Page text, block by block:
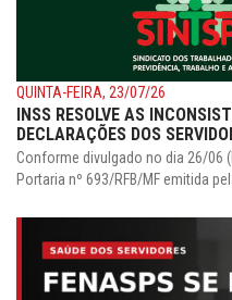
QUINTA-FEIRA, 23/07/26
INSS RESOLVE AS
DECLARAÇÕES DOS
Conforme divulgado no dia 26/06
Portaria nº 693/RFB/MF emitida pela